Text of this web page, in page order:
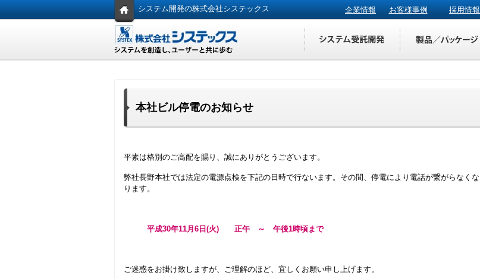
システム開発の株式会社システックス 企業情報 お客様事例 採用情報
本社ビル停電のお知らせ
平素は格別のご高配を賜り、誠にありがとうございます。
弊社長野本社では法定の電源点検を下記の日時で行ないます。その間、停電により電話が繋がらなくな
ります。
平成30年11月6日(火) 正午 ～ 午後1時頃まで
ご迷惑をお掛け致しますが、ご理解のほど、宜しくお願い申し上げます。